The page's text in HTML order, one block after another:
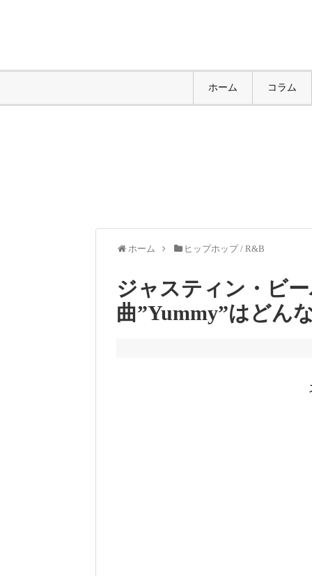
ホーム コラム
ホーム ヒップホップ / R&B
ジャスティン・ビ
曲”Yummy”はどん